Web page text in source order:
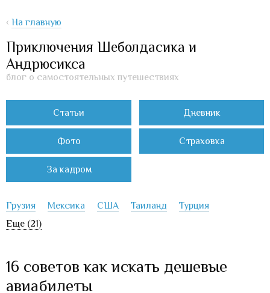
‹ На главную
Приключения Шеболдасика и
Андрюсикса
блог о самостоятельных путешествиях
Статьи Дневник
Фото Страховка
За кадром
Грузия Мексика США Таиланд
Турция
Еще (21)
16 советов как искать дешевые
авиабилеты